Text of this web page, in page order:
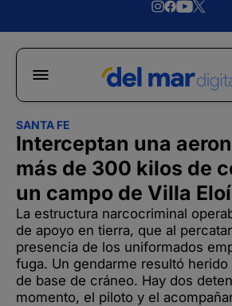
SANTA FE
Interceptan una
más de 300 kilos de
un campo de Villa
La estructura narcocriminal
de apoyo en tierra, que al
presencia de los uniformados
fuga. Un gendarme resultó
de base de cráneo. Hay dos
momento, el piloto y el